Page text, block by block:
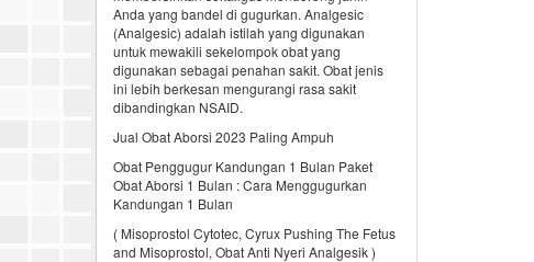
Anda yang bandel di gugurkan. Analgesic
(Analgesic) adalah istilah yang digunakan
untuk mewakili sekelompok obat yang
digunakan sebagai penahan sakit. Obat jenis
ini lebih berkesan mengurangi rasa sakit
dibandingkan NSAID.
Jual Obat Aborsi 2023 Paling Ampuh
Obat Penggugur Kandungan 1 Bulan Paket
Obat Aborsi 1 Bulan : Cara Menggugurkan
Kandungan 1 Bulan
( Misoprostol Cytotec, Cyrux Pushing The Fetus
and Misoprostol, Obat Anti Nyeri Analgesik )